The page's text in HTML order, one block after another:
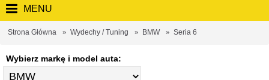
MENU
Strona Główna Wydechy / Tuning BMW Seria 6
Wybierz markę i model auta: